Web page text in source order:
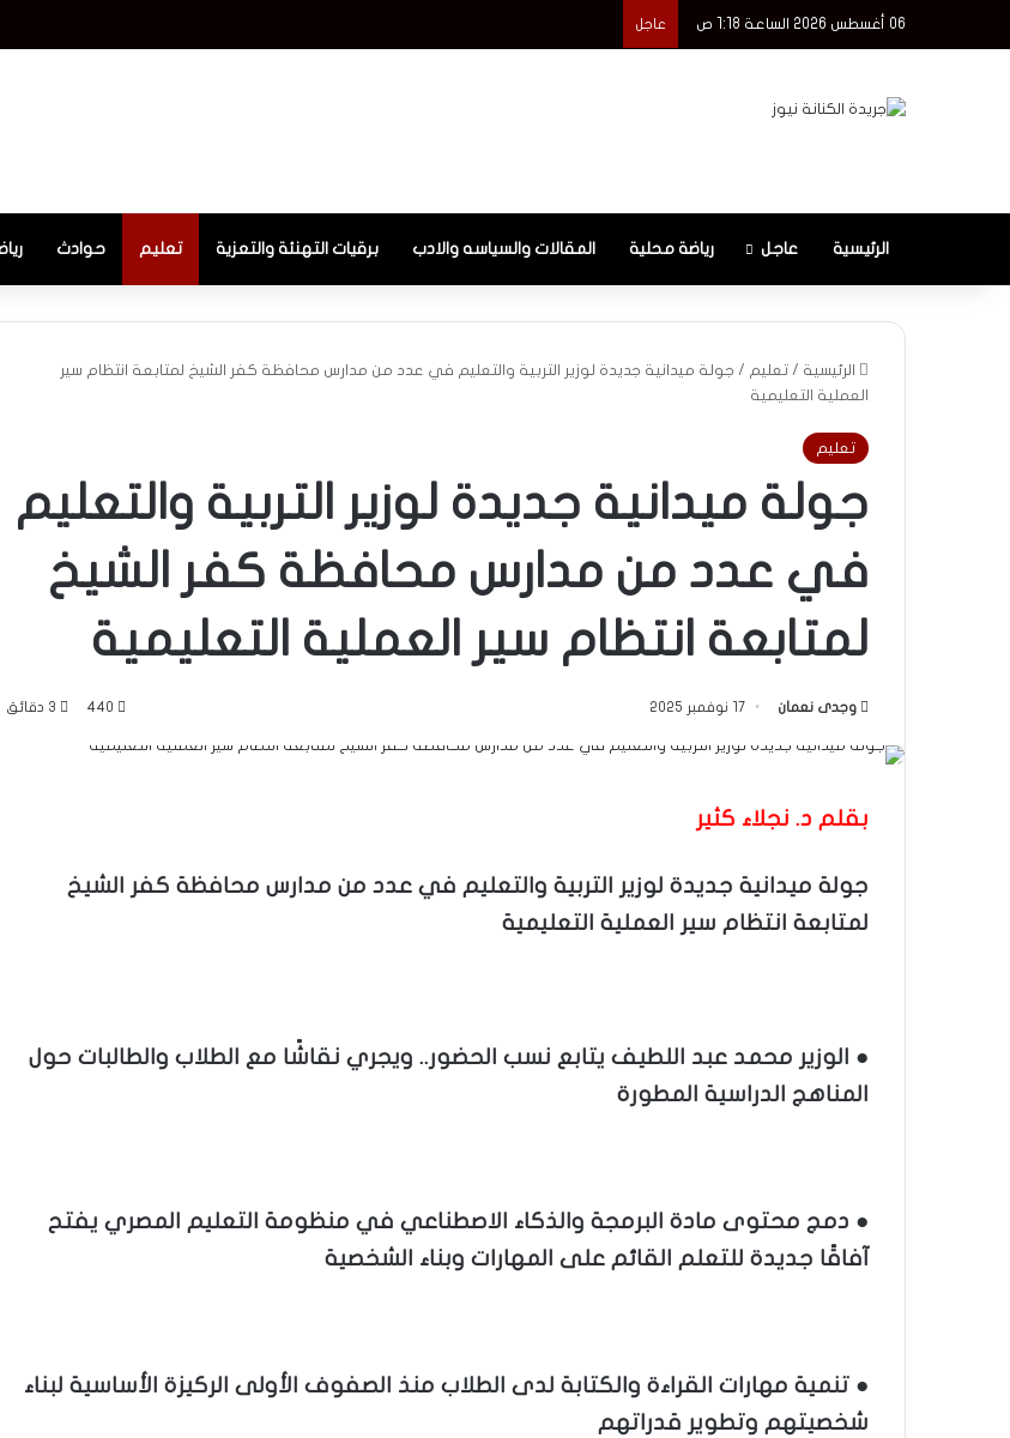
06 أغسطس 2026 الساعة 1:18 ص عاجل
الرئيسية عاجل رياضة محلية المقالات والسياسه والادب برقيات التهنئة والتعزية تعليم حوادث
الرئيسية / تعليم / جولة ميدانية جديدة لوزير التربية والتعليم في عدد من مدارس محافظة كفر الشيخ لمتابعة انتظام سير
العملية التعليمية
تعليم
جولة ميدانية جديدة لوزير التربية والتعليم
في عدد من مدارس محافظة كفر الشيخ
لمتابعة انتظام سير العملية التعليمية
وجدى نعمان 17 نوفمبر 2025 440
بقلم د. نجلاء كثير
جولة ميدانية جديدة لوزير التربية والتعليم في عدد من مدارس محافظة كفر الشيخ
لمتابعة انتظام سير العملية التعليمية
● الوزير محمد عبد اللطيف يتابع نسب الحضور.. ويجري نقاشًا مع الطلاب والطالبات حول
المناهج الدراسية المطورة
● دمج محتوى مادة البرمجة والذكاء الاصطناعي في منظومة التعليم المصري يفتح
آفاقًا جديدة للتعلم القائم على المهارات وبناء الشخصية
● تنمية مهارات القراءة والكتابة لدى الطلاب منذ الصفوف الأولى الركيزة الأساسية لبناء
شخصيتهم وتطوير قدراتهم